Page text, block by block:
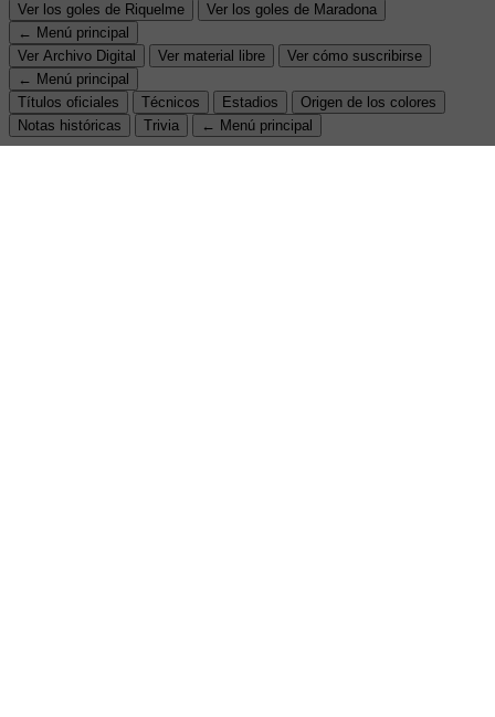
Ver los goles de Riquelme
Ver los goles de Maradona
← Menú principal
Ver Archivo Digital
Ver material libre
Ver cómo suscribirse
← Menú principal
Títulos oficiales
Técnicos Estadios
Origen de los colores
Notas históricas
Trivia ← Menú principal